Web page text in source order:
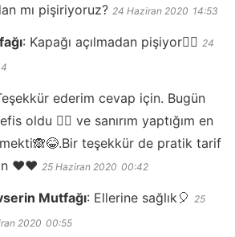
mı pişiriyoruz? 24 Haziran 2020 14:53
: Kapağı açılmadan pişiyor👍🏻 24
ederim cevap için. Bugün
oldu 👌🏼 ve sanırım yaptığım en
teşekkür de pratik tarif
❤️❤️ 25 Haziran 2020 00:42
Mutfağı: Ellerine sağlık🎈 25
2020 00:55